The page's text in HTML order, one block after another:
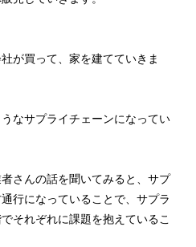
が買って、家を建てていきま
なサプライチェーンになってい
さんの話を聞いてみると、サプ
行になっていることで、サプラ
それぞれに課題を抱えているこ